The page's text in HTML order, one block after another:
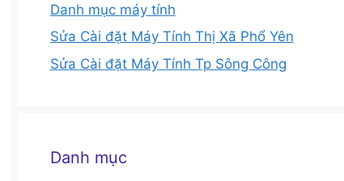
Danh mục máy tính
Sửa Cài đặt Máy Tính Thị Xã Phổ Yên
Sửa Cài đặt Máy Tính Tp Sông Công
Danh mục